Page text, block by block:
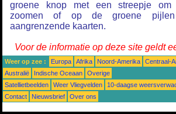
groene knop met een streepje
zoomen of op de groene
aangrenzende kaarten.
Voor de informatie op deze site geldt
Weer op zee : Europa Afrika Noord-Amerika Centraal-
Australië
Indische Oceaan
Overige
Satellietbeelden
Weer Vliegvelden 10-daagse
Contact
Nieuwsbrief Over ons